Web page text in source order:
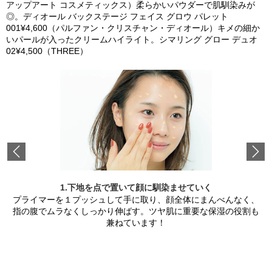
アップアート コスメティックス）柔らかいパウダーで肌馴染みが
◎。ディオール バックステージ フェイス グロウ パレット
001¥4,600（パルファン・クリスチャン・ディオール）キメの細か
いパールが入ったクリームハイライト。シマリング グロー デュオ
02¥4,500（THREE）
1.下地を点で置いて顔に馴染ませていく
プライマーを１プッシュして手に取り、顔全体にまんべんなく、
指の腹でムラなくしっかり伸ばす。ツヤ肌に重要な保湿の役割も
兼ねています！